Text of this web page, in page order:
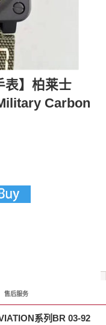
表】柏莱士
Carbon
售后服务
系列BR 03-92